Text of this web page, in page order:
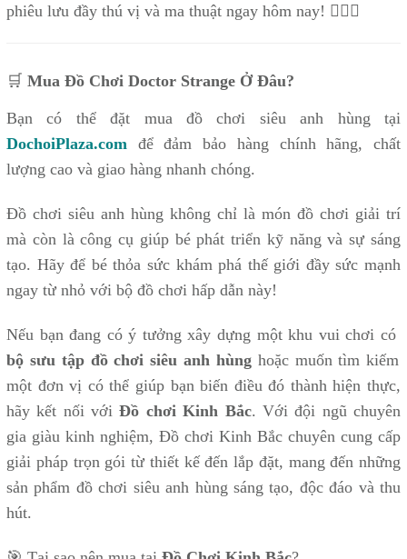
phiêu lưu đầy thú vị và ma thuật ngay hôm nay! 🧙‍♂️✨
🛒 Mua Đồ Chơi Doctor Strange Ở Đâu?
Bạn có thể đặt mua đồ chơi siêu anh hùng tại
DochoiPlaza.com để đảm bảo hàng chính hãng, chất
lượng cao và giao hàng nhanh chóng.
Đồ chơi siêu anh hùng không chỉ là món đồ chơi giải trí
mà còn là công cụ giúp bé phát triển kỹ năng và sự sáng
tạo. Hãy để bé thỏa sức khám phá thế giới đầy sức mạnh
ngay từ nhỏ với bộ đồ chơi hấp dẫn này!
Nếu bạn đang có ý tưởng xây dựng một khu vui chơi có
bộ sưu tập đồ chơi siêu anh hùng hoặc muốn tìm kiếm
một đơn vị có thể giúp bạn biến điều đó thành hiện thực,
hãy kết nối vớiĐồ chơi Kinh Bắc. Với đội ngũ chuyên
gia giàu kinh nghiệm, Đồ chơi Kinh Bắc chuyên cung cấp
giải pháp trọn gói từ thiết kế đến lắp đặt, mang đến những
sản phẩm đồ chơi siêu anh hùng sáng tạo, độc đáo và thu
hút.